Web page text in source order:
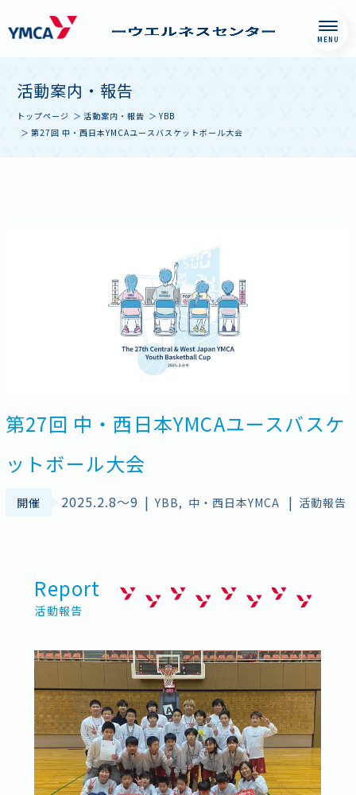
content
ーウエルネスセン
ター
かり、誰かとつな
がる。私がよくな
る、かけがえのな
活動案内・報告
トップページ 活動案内・報告
YBB
第27回 中・西日本YMCAユースバスケットボール大会
第27回 中・西日本YMCAユースバスケ
ットボール大会
開催 2025.2.8〜9 | YBB 中・西日本YMCA | 活動報告
Report
活動報告